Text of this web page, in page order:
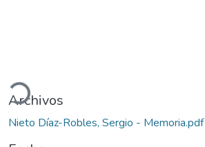
Archivos
Nieto Díaz-Robles, Sergio - Memoria.pdf